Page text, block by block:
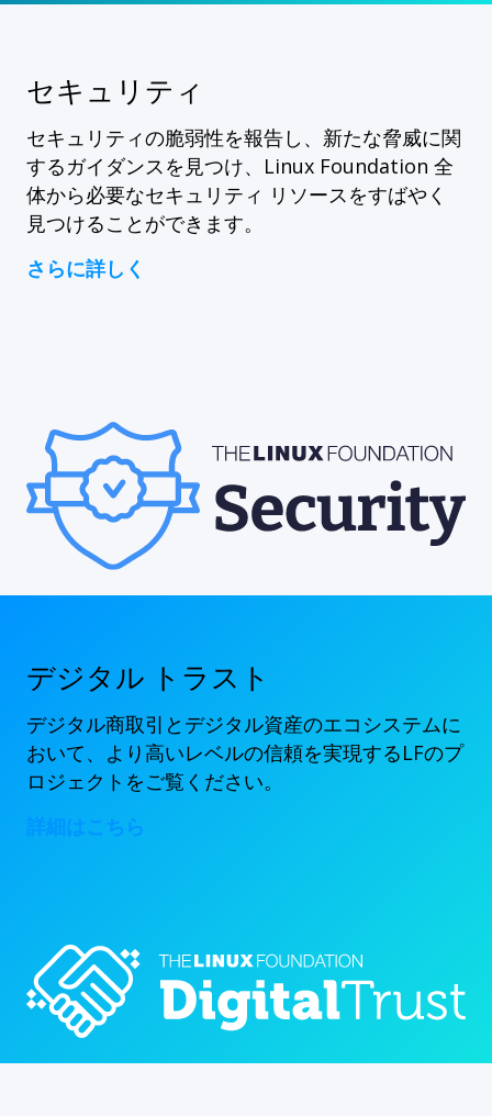
セキュリティ
セキュリティの脆弱性を報告し、新たな脅威に関
するガイダンスを見つけ、Linux Foundation 全
体から必要なセキュリティ リソースをすばやく
見つけることができます。
さらに詳しく
デジタル トラスト
デジタル商取引とデジタル資産のエコシステムに
おいて、より高いレベルの信頼を実現するLFのプ
ロジェクトをご覧ください。
詳細はこちら